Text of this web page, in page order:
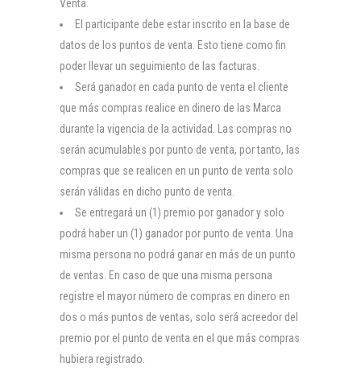
Venta.
El participante debe estar inscrito en la base de
datos de los puntos de venta. Esto tiene como fin
poder llevar un seguimiento de las facturas.
Será ganador en cada punto de venta el cliente
que más compras realice en dinero de las Marca
durante la vigencia de la actividad. Las compras no
serán acumulables por punto de venta, por tanto, las
compras que se realicen en un punto de venta solo
serán válidas en dicho punto de venta.
Se entregará un (1) premio por ganador y solo
podrá haber un (1) ganador por punto de venta. Una
misma persona no podrá ganar en más de un punto
de ventas. En caso de que una misma persona
registre el mayor número de compras en dinero en
dos o más puntos de ventas, solo será acreedor del
premio por el punto de venta en el que más compras
hubiera registrado.